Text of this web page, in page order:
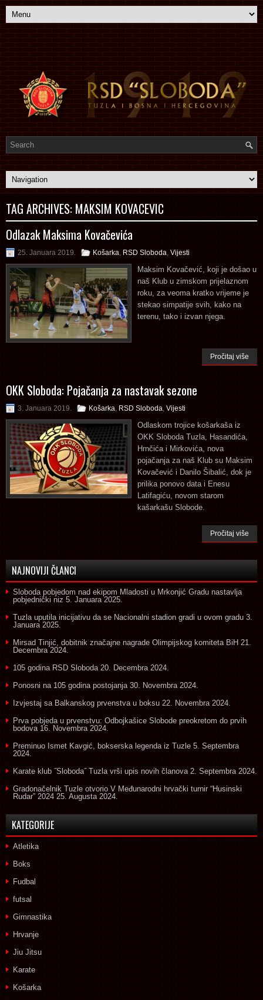
TAG ARCHIVES: MAKSIM KOVACEVIC
Odlazak Maksima Kovačevića
25. Januara 2019. Košarka RSD Sloboda Vijesti
Maksim Kovačević, koji je došao u
naš Klub u zimskom prijelaznom
roku, za veoma kratko vrijeme je
stekao simpatije svih, kako na
terenu, tako i izvan njega.
Pročitaj više
OKK Sloboda: Pojačanja za nastavak sezone
3. Januara 2019. Košarka RSD Sloboda Vijesti
Odlaskom trojice košarkaša iz
OKK Sloboda Tuzla, Hasandića,
Hrnčića i Mirkovića, nova
pojačanja za naš Klub su Maksim
Kovačević i Danilo Šibalić, dok je
prilika ponovo data i Enesu
Latifagiću, novom starom
kašarkašu Slobode.
Pročitaj više
NAJNOVIJI ČLANCI
Sloboda pobjedom nad ekipom Mladosti u Mrkonjić Gradu nastavlja
pobjednički niz 5. Januara 2025.
Tuzla uputila inicijativu da se Nacionalni stadion gradi u ovom gradu 3.
Januara 2025.
Mirsad Tinjić, dobitnik značajne nagrade Olimpijskog komiteta BiH 21.
Decembra 2024.
105 godina RSD Sloboda 20. Decembra 2024.
Ponosni na 105 godina postojanja 30. Novembra 2024.
Izvjestaj sa Balkanskog prvenstva u boksu 22. Novembra 2024.
Prva pobjeda u prvenstvu: Odbojkašice Slobode preokretom do prvih
bodova 16. Novembra 2024.
Preminuo Ismet Kavgić, bokserska legenda iz Tuzle 5. Septembra
2024.
Karate klub ˝Sloboda˝ Tuzla vrši upis novih članova 2. Septembra 2024.
Gradonačelnik Tuzle otvorio V Međunarodni hrvački turnir “Husinski
Rudar” 2024 25. Augusta 2024.
KATEGORIJE
Atletika
Boks
Fudbal
futsal
Gimnastika
Hrvanje
Jiu Jitsu
Karate
Košarka